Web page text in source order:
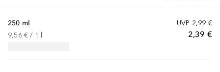
UVP 2,99 €
2,39 €
250 ml
9,56 € / 1